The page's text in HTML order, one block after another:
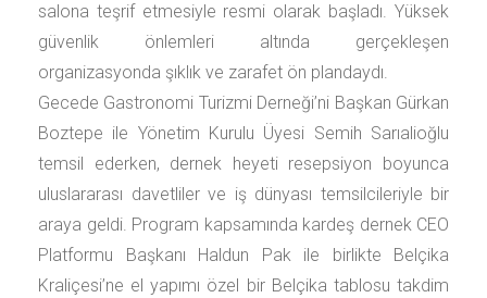
salona teşrif etmesiyle resmi olarak başladı. Yüksek
güvenlik önlemleri altında gerçekleşen
organizasyonda şıklık ve zarafet ön plandaydı.
Gecede Gastronomi Turizmi Derneği’ni Başkan Gürkan
Boztepe ile Yönetim Kurulu Üyesi Semih Sarıalioğlu
temsil ederken, dernek heyeti resepsiyon boyunca
uluslararası davetliler ve iş dünyası temsilcileriyle bir
araya geldi. Program kapsamında kardeş dernek CEO
Platformu Başkanı Haldun Pak ile birlikte Belçika
Kraliçesi’ne el yapımı özel bir Belçika tablosu takdim